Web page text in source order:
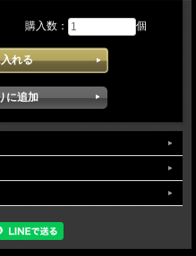
で簡単にできます。
購入数： 個